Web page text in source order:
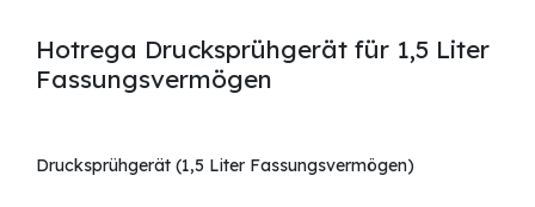
Hotrega Drucksprühgerät für 1,5 Liter
Fassungsvermögen
Drucksprühgerät (1,5 Liter Fassungsvermögen)